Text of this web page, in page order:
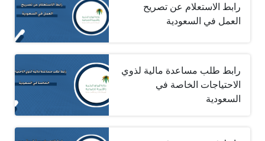
رابط الاستعلام عن تصريح
العمل في السعودية
رابط طلب مساعدة مالية لذوي
الاحتياجات الخاصة في
السعودية